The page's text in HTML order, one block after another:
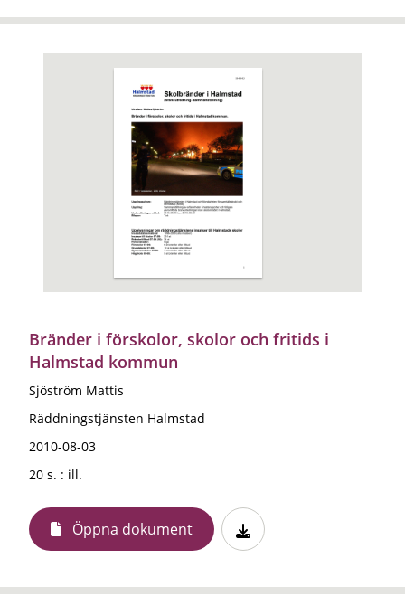
Bränder i förskolor, skolor och fritids i
Halmstad kommun
Sjöström Mattis
Räddningstjänsten Halmstad
2010-08-03
20 s. : ill.
Öppna dokument